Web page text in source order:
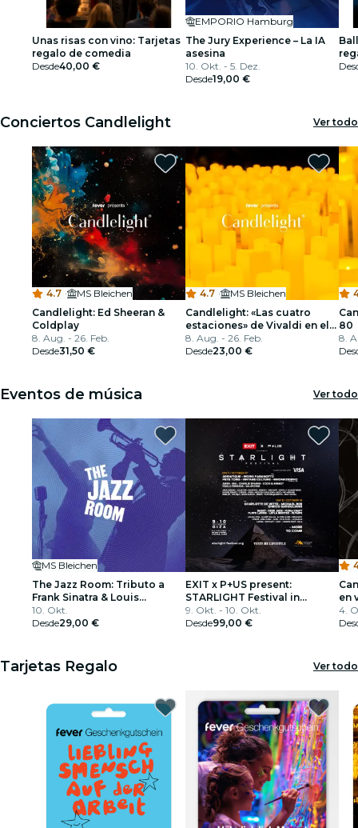
Unas risas con vino: Tarjetas
regalo de comedia
Desde40,00 €
EMPORIO Hamburg
The Jury Experience – La IA
asesina
10. Okt. - 5. Dez.
Desde19,00 €
Conciertos Candlelight Ver todo
4.7 ·
MS Bleichen
Candlelight: Ed Sheeran &
Coldplay
8. Aug. - 26. Feb.
Desde31,50 €
4.7 ·
MS Bleichen
Candlelight: «Las cuatro
estaciones» de Vivaldi en el
MS Bleichen
8. Aug. - 26. Feb.
Desde23,00 €
80
8.
Eventos de música Ver todo
MS Bleichen
The Jazz Room: Tributo a
Frank Sinatra & Louis
Armstrong
10. Okt.
Desde29,00 €
EXIT x P+US present:
STARLIGHT Festival in
partnership with Visa
9. Okt. - 10. Okt.
Desde99,00 €
en
4.
Tarjetas Regalo Ver todo